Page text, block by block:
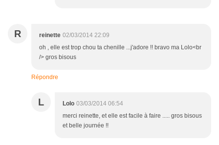
R reinette 02/03/2014 22:09
oh , elle est trop chou ta chenille ...j'adore !! bravo ma Lolo<br
/> gros bisous
Répondre
L Lolo 03/03/2014 06:54
merci reinette, et elle est facile à faire ..... gros bisous
et belle journée !!